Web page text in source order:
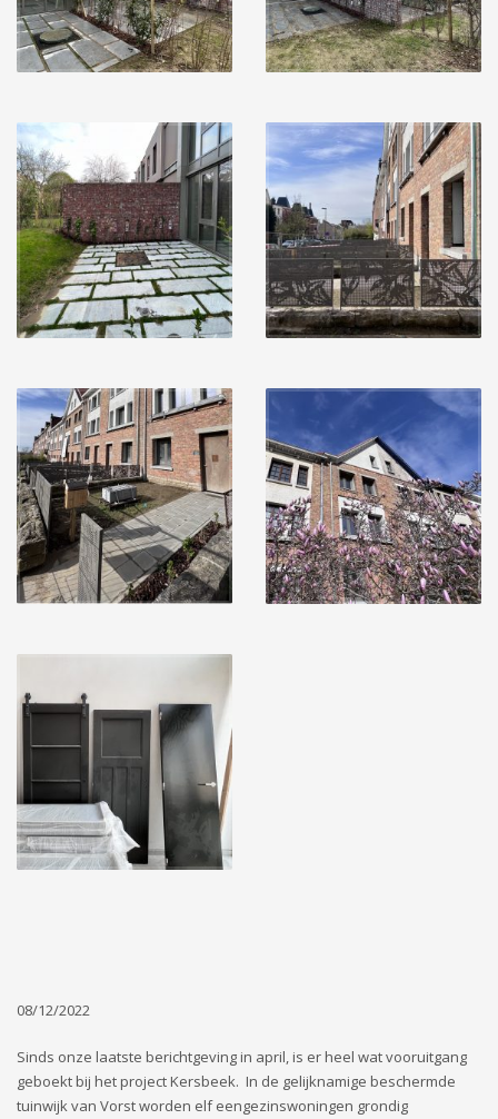
08/12/2022
Sinds onze laatste berichtgeving in april, is er heel wat vooruitgang
geboekt bij het project Kersbeek. In de gelijknamige beschermde
tuinwijk van Vorst worden elf eengezinswoningen grondig